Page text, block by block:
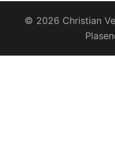
© 2026 Christian